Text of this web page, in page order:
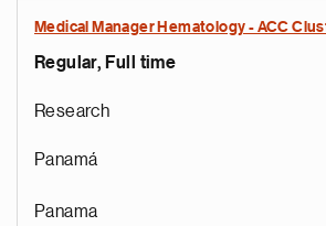
Medical Manager Hematology - ACC
Regular, Full time
Research
Panamá
Panama